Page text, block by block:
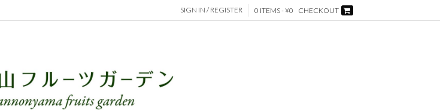
SIGN IN / REGISTER 0 ITEMS - ¥0 CHECKOUT